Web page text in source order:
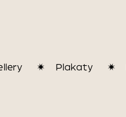
Plakaty